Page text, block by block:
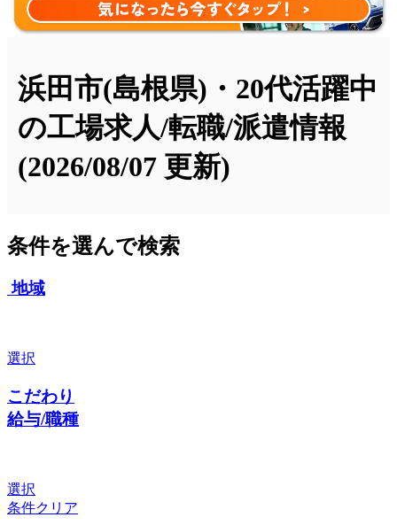
浜田市(島根県)・20代活躍中
の工場求人/転職/派遣情報
(2026/08/07 更新)
条件を選んで検索
地域
選択
こだわり
給与/職種
選択
条件クリア